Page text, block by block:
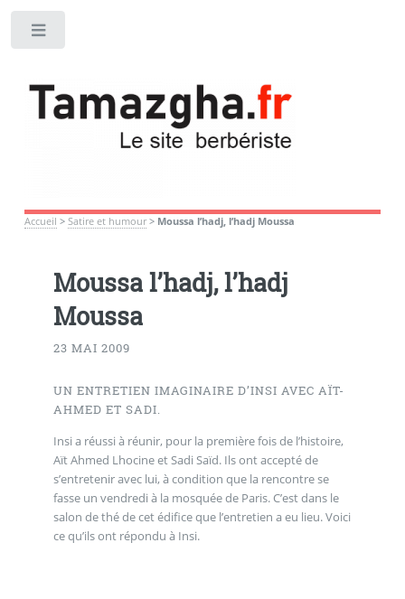
Accueil > Satire et humour> Moussa l’hadj, l’hadj Moussa
Moussa l’hadj, l’hadj
Moussa
23 MAI 2009
UN ENTRETIEN IMAGINAIRE D’INSI AVEC AÏT-
AHMED ET SADI.
Insi a réussi à réunir, pour la première fois de l’histoire,
Aït Ahmed Lhocine et Sadi Saïd. Ils ont accepté de
s’entretenir avec lui, à condition que la rencontre se
fasse un vendredi à la mosquée de Paris. C’est dans le
salon de thé de cet édifice que l’entretien a eu lieu. Voici
ce qu’ils ont répondu à Insi.